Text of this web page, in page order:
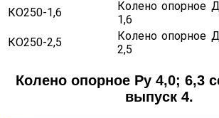
КО250-1,6
Колено опорное
1,6
КО250-2,5
Колено опорное
2,5
Колено опорное Ру 4,0; 6,3
выпуск 4.